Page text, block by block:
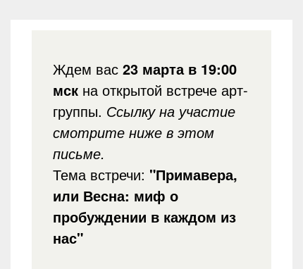
Ждем вас 23 марта в 19:00
мск на открытой встрече арт-
группы. Ссылку на участие
смотрите ниже в этом
письме.
Тема встречи: "Примавера,
или Весна: миф о
пробуждении в каждом из
нас"